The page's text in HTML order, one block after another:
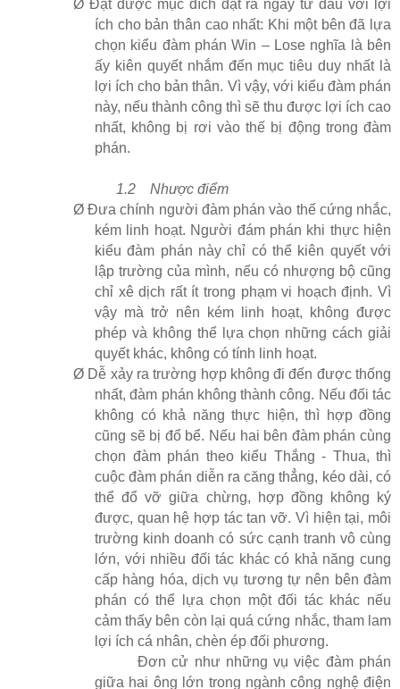
Ø Đạt được mục đích đặt ra ngay từ đầu với lợi
ích cho bản thân cao nhất: Khi một bên đã lựa
chọn kiểu đàm phán Win – Lose nghĩa là bên
ấy kiên quyết nhắm đến mục tiêu duy nhất là
lợi ích cho bản thân. Vì vậy, với kiểu đàm phán
này, nếu thành công thì sẽ thu được lợi ích cao
nhất, không bị rơi vào thế bị động trong đàm
phán.
1.2
Nhược điểm
Ø Đưa chính người đàm phán vào thế cứng nhắc,
kém linh hoạt. Người đám phán khi thực hiện
kiểu đàm phán này chỉ có thể kiên quyết với
lập trường của mình, nếu có nhượng bộ cũng
chỉ xê dịch rất ít trong phạm vi hoạch định. Vì
vậy mà trở nên kém linh hoạt, không được
phép và không thể lựa chọn những cách giải
quyết khác, không có tính linh hoạt.
Ø Dễ xảy ra trường hợp không đi đến được thống
nhất, đàm phán không thành công. Nếu đối tác
không có khả năng thực hiện, thì hợp đồng
cũng sẽ bị đổ bể. Nếu hai bên đàm phán cùng
chọn đàm phán theo kiểu Thắng - Thua, thì
cuộc đàm phán diễn ra căng thẳng, kéo dài, có
thể đổ vỡ giữa chừng, hợp đồng không ký
được, quan hệ hợp tác tan vỡ. Vì hiện tại, môi
trường kinh doanh có sức cạnh tranh vô cùng
lớn, với nhiều đối tác khác có khả năng cung
cấp hàng hóa, dịch vụ tương tự nên bên đàm
phán có thể lựa chọn một đối tác khác nếu
cảm thấy bên còn lại quá cứng nhắc, tham lam
lợi ích cá nhân, chèn ép đối phương.
Đơn cử như những vụ việc đàm phán
giữa hai ông lớn trong ngành công nghệ điện